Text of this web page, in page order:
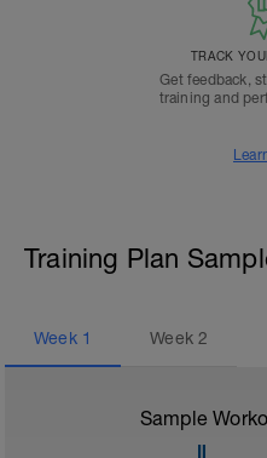
TRACK
Get feedback,
training and
Training Plan
Week 1 Week2
Sample